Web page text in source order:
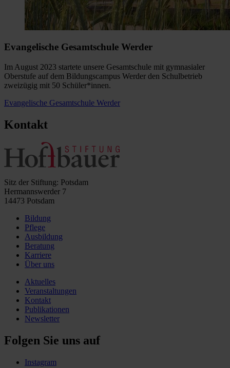
Evangelische Gesamtschule Werder
Im August 2023 startete unsere Gesamtschule mit gymnasialer
Oberstufe auf dem Bildungscampus Werder den Schulbetrieb
zweizügig mit 50 Schüler*innen.
Evangelische Gesamtschule Werder
Kontakt
Sitz der Stiftung: Potsdam
Hermannswerder 7
14473 Potsdam
Bildung
Pflege
Ausbildung
Beratung
Karriere
Über uns
Aktuelles
Veranstaltungen
Kontakt
Publikationen
Newsletter
Folgen Sie uns auf
Instagram